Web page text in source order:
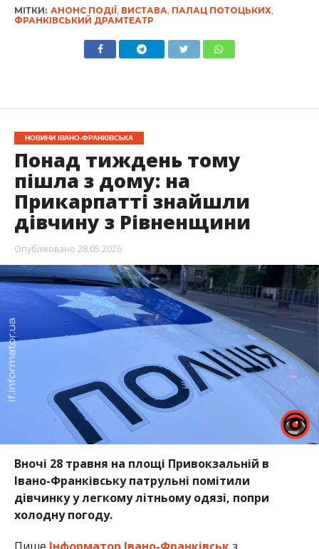
МІТКИ: АНОНС ПОДІЇ ВИСТАВА ПАЛАЦ ПОТОЦЬКИХ
ФРАНКІВСЬКИЙ ДРАМТЕАТР
НОВИНИ ІВАНО-ФРАНКІВСЬКА
Понад тиждень тому
пішла з дому: на
Прикарпатті знайшли
дівчину з Рівненщини
Опубліковано 28.05.2026
Вночі 28 травня на площі Привокзальній в
Івано-Франківську патрульні помітили
дівчинку у легкому літньому одязі, попри
холодну погоду.